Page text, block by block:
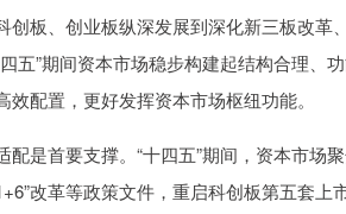
板、创业板纵深发展到深化新三板改革
五”期间资本市场稳步构建起结构合理、
配置，更好发挥资本市场枢纽功能。
是首要支撑。“十四五”期间，资本市场
改革等政策文件，重启科创板第五套